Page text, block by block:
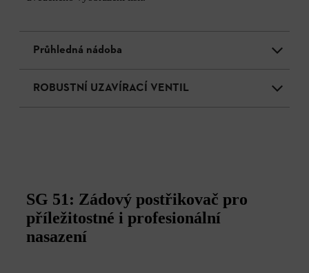
Průhledná nádoba
ROBUSTNÍ UZAVÍRACÍ VENTIL
SG 51: Zádový postřikovač pro
příležitostné i profesionální
nasazení